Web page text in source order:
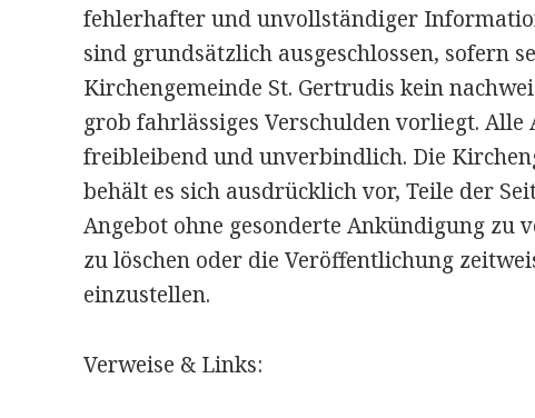
fehlerhafter und unvollständiger
sind grundsätzlich ausgeschlossen, sofern
Kirchengemeinde St. Gertrudis kein
grob fahrlässiges Verschulden vorliegt. Alle
freibleibend und unverbindlich. Die
behält es sich ausdrücklich vor, Teile der
Angebot ohne gesonderte Ankündigung zu
zu löschen oder die Veröffentlichung
einzustellen.
Verweise & Links: